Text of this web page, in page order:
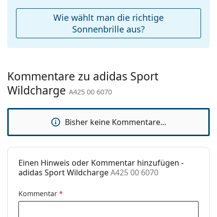
Weiteres
Unisex
Verwendung:
Sport
Sport:
Wandern
Code:
A425 00 6070
Wie wählt man die richtige
Sonnenbrille aus?
Kommentare zu adidas Sport
Wildcharge A425 00 6070
Bisher keine Kommentare...
Einen Hinweis oder Kommentar hinzufügen -
adidas Sport WildchargeA425 00 6070
Kommentar *